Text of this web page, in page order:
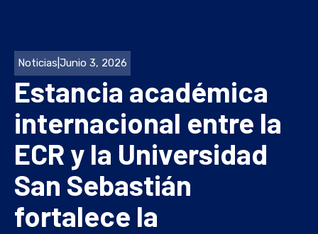
Noticias Junio 3, 2026
Estancia académica
internacional entre la
ECR y la Universidad
San Sebastián
fortalece la